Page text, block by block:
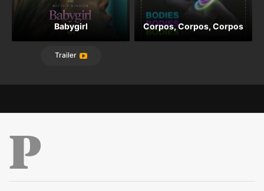
Babygirl
Trailer
Corpos, Corpos, Corpos